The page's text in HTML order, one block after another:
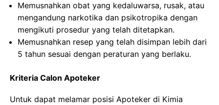
Memusnahkan obat yang kedaluwarsa, rusak, atau
mengandung narkotika dan psikotropika dengan
mengikuti prosedur yang telah ditetapkan.
Memusnahkan resep yang telah disimpan lebih dari
5 tahun sesuai dengan peraturan yang berlaku.
Kriteria Calon Apoteker
Untuk dapat melamar posisi Apoteker di Kimia